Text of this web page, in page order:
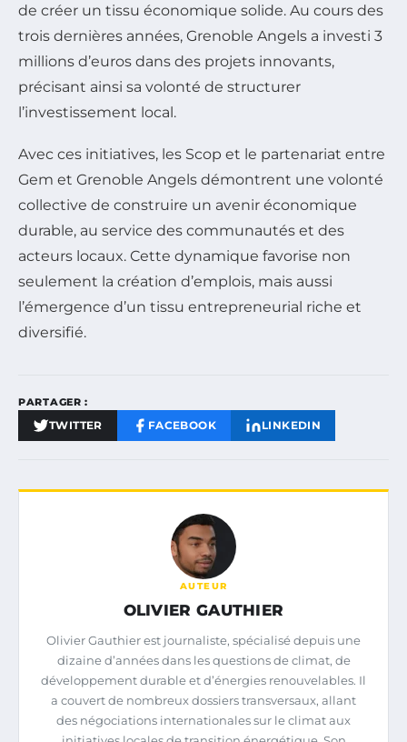
de créer un tissu économique solide. Au cours des
trois dernières années, Grenoble Angels a investi 3
millions d’euros dans des projets innovants,
précisant ainsi sa volonté de structurer
l’investissement local.
Avec ces initiatives, les Scop et le partenariat entre
Gem et Grenoble Angels démontrent une volonté
collective de construire un avenir économique
durable, au service des communautés et des
acteurs locaux. Cette dynamique favorise non
seulement la création d’emplois, mais aussi
l’émergence d’un tissu entrepreneurial riche et
diversifié.
PARTAGER :
TWITTER FACEBOOK LINKEDIN
AUTEUR
OLIVIER GAUTHIER
Olivier Gauthier est journaliste, spécialisé depuis une
dizaine d’années dans les questions de climat, de
développement durable et d’énergies renouvelables. Il
a couvert de nombreux dossiers transversaux, allant
des négociations internationales sur le climat aux